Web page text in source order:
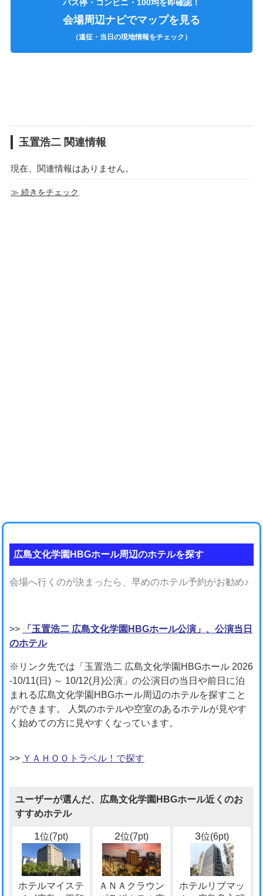
バス停・コンビニ・100均を即確認！
会場周辺ナビでマップを見る
（遠征・当日の現地情報をチェック）
玉置浩二 関連情報
現在、関連情報はありません。
≫ 続きをチェック
広島文化学園HBGホール周辺のホテルを探す
会場へ行くのが決まったら、早めのホテル予約がお勧め♪
>>
「玉置浩二 広島文化学園HBGホール公演」、公演当日
のホテル
※リンク先では「玉置浩二 広島文化学園HBGホール 2026
-10/11(日) ～ 10/12(月)公演」の公演日の当日や前日に泊
まれる広島文化学園HBGホール周辺のホテルを探すこと
ができます。 人気のホテルや空室のあるホテルが見やす
く始めての方に見やすくなっています。
>> ＹＡＨＯＯトラベル！で探す
ユーザーが選んだ、広島文化学園HBGホール近くのお
すすめホテル
1位(7pt)
ホテルマイステ
2位(7pt)
ＡＮＡクラウン
3位(6pt)
ホテルリブマッ